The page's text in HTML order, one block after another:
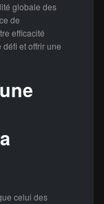
globale des
de
efficacité
et offrir une
celui des